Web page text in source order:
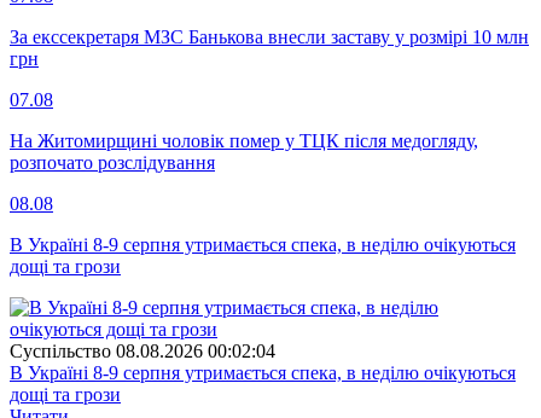
За екссекретаря МЗС Банькова внесли заставу у розмірі 10 млн
грн
07.08
На Житомирщині чоловік помер у ТЦК після медогляду,
розпочато розслідування
08.08
В Україні 8-9 серпня утримається спека, в неділю очікуються
дощі та грози
Суспiльство 08.08.2026 00:02:04
В Україні 8-9 серпня утримається спека, в неділю очікуються
дощі та грози